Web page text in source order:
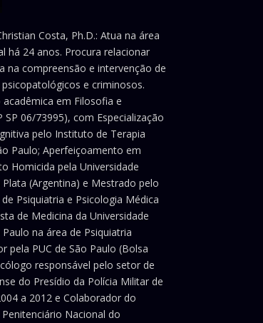
Costa, Ph.D.: Atua na área
há 24 anos. Procura relacionar
na compreensão e intervenção de
e criminosos.
em Filosofia e
SP 06/73995), com Especialização
pelo Instituto de Terapia
Paulo; Aperfeiçoamento em
Homicida pela Universidade
(Argentina) e Mestrado pelo
Psiquiatria e Psicologia Médica
de Medicina da Universidade
na área de Psiquiatria
pela PUC de São Paulo (Bolsa
responsável pelo setor de
do Presídio da Polícia Militar de
a 2012 e Colaborador do
Nacional do